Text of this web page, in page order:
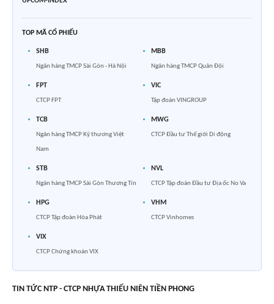
TOP MÃ CỔ PHIẾU
SHB
Ngân hàng TMCP Sài Gòn - Hà Nội
MBB
Ngân hàng TMCP Quân Đội
FPT
CTCP FPT
VIC
Tập đoàn VINGROUP
TCB
Ngân hàng TMCP Kỹ thương Việt
Nam
MWG
CTCP Đầu tư Thế giới Di động
STB
Ngân hàng TMCP Sài Gòn Thương Tín
NVL
CTCP Tập đoàn Đầu tư Địa ốc No Va
HPG
CTCP Tập đoàn Hòa Phát
VHM
CTCP Vinhomes
VIX
CTCP Chứng khoán VIX
TIN TỨC NTP - CTCP NHỰA THIẾU NIÊN TIỀN PHONG